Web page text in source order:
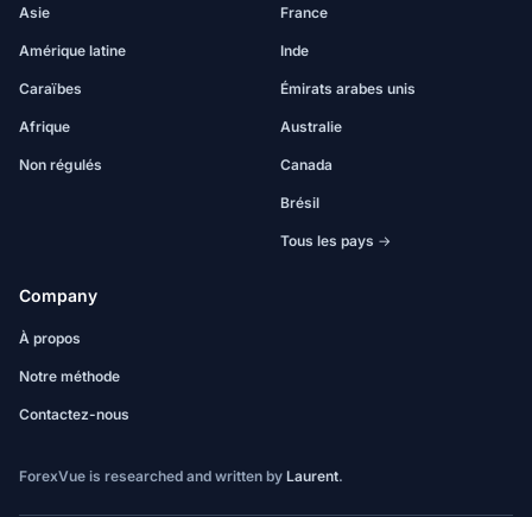
Asie
Amérique latine
Caraïbes
Afrique
Non régulés
France
Inde
Émirats arabes unis
Australie
Canada
Brésil
Tous les pays →
Company
À propos
Notre méthode
Contactez-nous
ForexVue is researched and written by Laurent.